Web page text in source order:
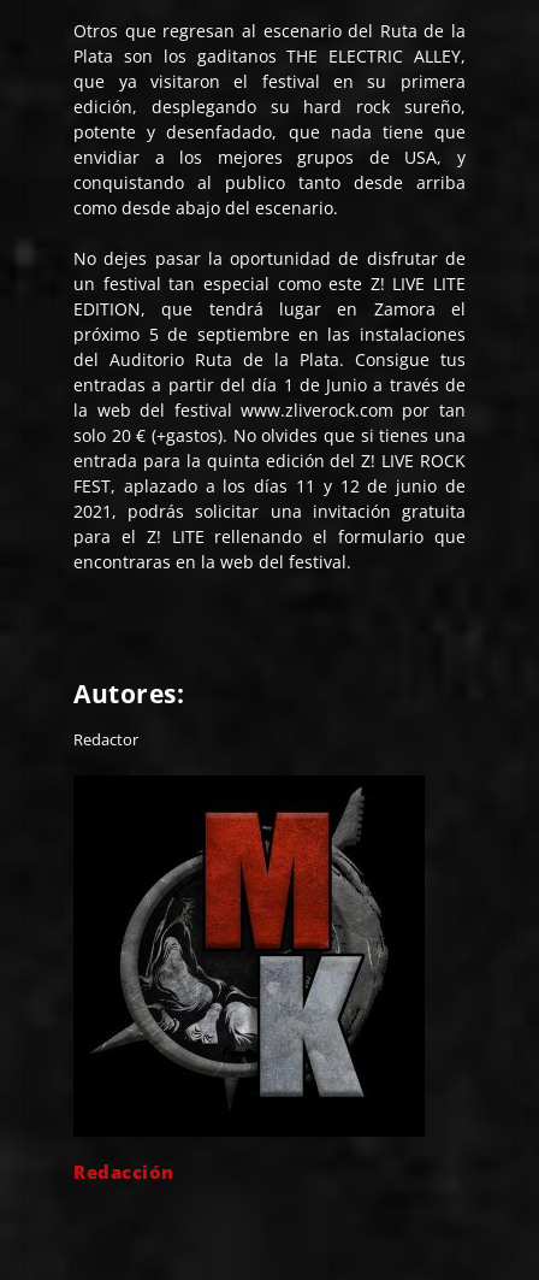
Otros que regresan al escenario del Ruta de la
Plata son los gaditanos THE ELECTRIC ALLEY,
que ya visitaron el festival en su primera
edición, desplegando su hard rock sureño,
potente y desenfadado, que nada tiene que
envidiar a los mejores grupos de USA, y
conquistando al publico tanto desde arriba
como desde abajo del escenario.
No dejes pasar la oportunidad de disfrutar de
un festival tan especial como este Z! LIVE LITE
EDITION, que tendrá lugar en Zamora el
próximo 5 de septiembre en las instalaciones
del Auditorio Ruta de la Plata. Consigue tus
entradas a partir del día 1 de Junio a través de
la web del festival www.zliverock.com por tan
solo 20 € (+gastos). No olvides que si tienes una
entrada para la quinta edición del Z! LIVE ROCK
FEST, aplazado a los días 11 y 12 de junio de
2021, podrás solicitar una invitación gratuita
para el Z! LITE rellenando el formulario que
encontraras en la web del festival.
Autores:
Redactor
Redacción